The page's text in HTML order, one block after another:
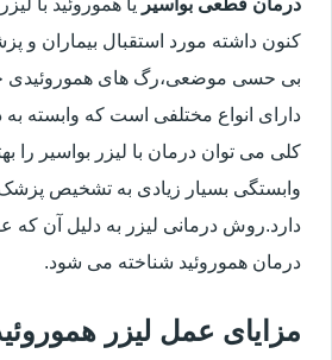
درمان قطعی بواسیر یا هموروئید با
کنون داشته مورد استقبال بیماران و
بی حسی موضعی،رگ های هموروئیدی
دارای انواع مختلفی است که وابسته
کلی می توان درمان با لیزر بواسیر
وابستگی بسیار زیادی به تشخیص پزشک
دارد.روش درمانی لیزر به دلیل آن که
درمان هموروئید شناخته می شود.
مزایای عمل لیزر